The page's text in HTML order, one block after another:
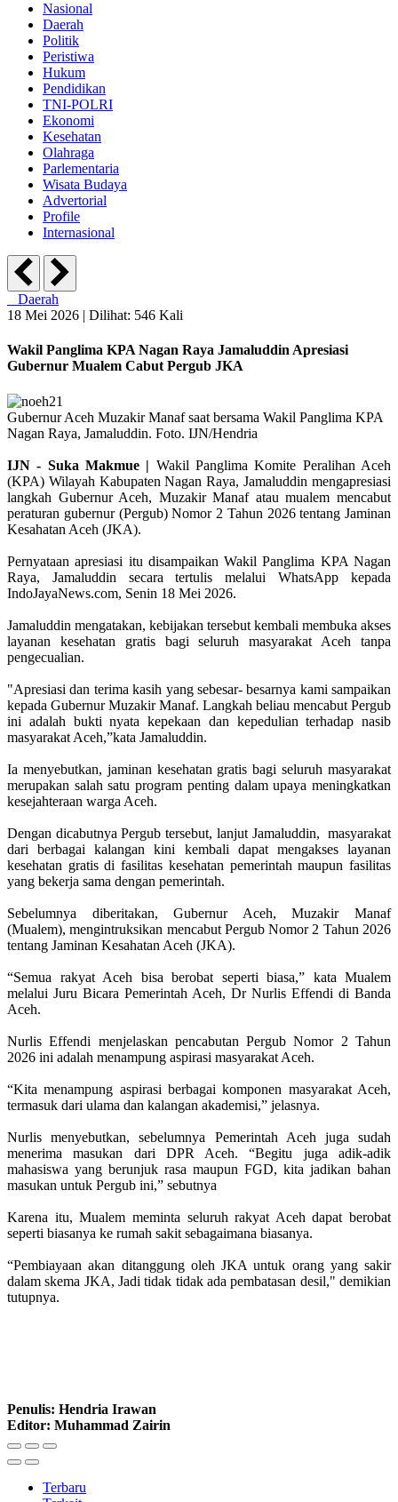
Nasional
Daerah
Politik
Peristiwa
Hukum
Pendidikan
TNI-POLRI
Ekonomi
Kesehatan
Olahraga
Parlementaria
Wisata Budaya
Advertorial
Profile
Internasional
Daerah
18 Mei 2026 | Dilihat: 546 Kali
Wakil Panglima KPA Nagan Raya Jamaluddin Apresiasi
Gubernur Mualem Cabut Pergub JKA
Gubernur Aceh Muzakir Manaf saat bersama Wakil Panglima KPA
Nagan Raya, Jamaluddin. Foto. IJN/Hendria
IJN - Suka Makmue | Wakil Panglima Komite Peralihan Aceh
(KPA) Wilayah Kabupaten Nagan Raya, Jamaluddin mengapresiasi
langkah Gubernur Aceh, Muzakir Manaf atau mualem mencabut
peraturan gubernur (Pergub) Nomor 2 Tahun 2026 tentang Jaminan
Kesahatan Aceh (JKA).
Pernyataan apresiasi itu disampaikan Wakil Panglima KPA Nagan
Raya, Jamaluddin secara tertulis melalui WhatsApp kepada
IndoJayaNews.com, Senin 18 Mei 2026.
Jamaluddin mengatakan, kebijakan tersebut kembali membuka akses
layanan kesehatan gratis bagi seluruh masyarakat Aceh tanpa
pengecualian.
"Apresiasi dan terima kasih yang sebesar- besarnya kami sampaikan
kepada Gubernur Muzakir Manaf. Langkah beliau mencabut Pergub
ini adalah bukti nyata kepekaan dan kepedulian terhadap nasib
masyarakat Aceh,”kata Jamaluddin.
Ia menyebutkan, jaminan kesehatan gratis bagi seluruh masyarakat
merupakan salah satu program penting dalam upaya meningkatkan
kesejahteraan warga Aceh.
Dengan dicabutnya Pergub tersebut, lanjut Jamaluddin, masyarakat
dari berbagai kalangan kini kembali dapat mengakses layanan
kesehatan gratis di fasilitas kesehatan pemerintah maupun fasilitas
yang bekerja sama dengan pemerintah.
Sebelumnya diberitakan, Gubernur Aceh, Muzakir Manaf
(Mualem), mengintruksikan mencabut Pergub Nomor 2 Tahun 2026
tentang Jaminan Kesahatan Aceh (JKA).
“Semua rakyat Aceh bisa berobat seperti biasa,” kata Mualem
melalui Juru Bicara Pemerintah Aceh, Dr Nurlis Effendi di Banda
Aceh.
Nurlis Effendi menjelaskan pencabutan Pergub Nomor 2 Tahun
2026 ini adalah menampung aspirasi masyarakat Aceh.
“Kita menampung aspirasi berbagai komponen masyarakat Aceh,
termasuk dari ulama dan kalangan akademisi,” jelasnya.
Nurlis menyebutkan, sebelumnya Pemerintah Aceh juga sudah
menerima masukan dari DPR Aceh. “Begitu juga adik-adik
mahasiswa yang berunjuk rasa maupun FGD, kita jadikan bahan
masukan untuk Pergub ini,” sebutnya
Karena itu, Mualem meminta seluruh rakyat Aceh dapat berobat
seperti biasanya ke rumah sakit sebagaimana biasanya.
“Pembiayaan akan ditanggung oleh JKA untuk orang yang sakir
dalam skema JKA, Jadi tidak tidak ada pembatasan desil," demikian
tutupnya.
Penulis: Hendria Irawan
Editor: Muhammad Zairin
Terbaru